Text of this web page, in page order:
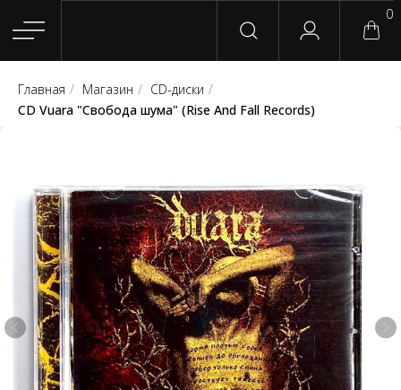
Главная Магазин Группы
Главная / Магазин / CD-диски /
CD Vuara "Свобода шума" (Rise And Fall Records)